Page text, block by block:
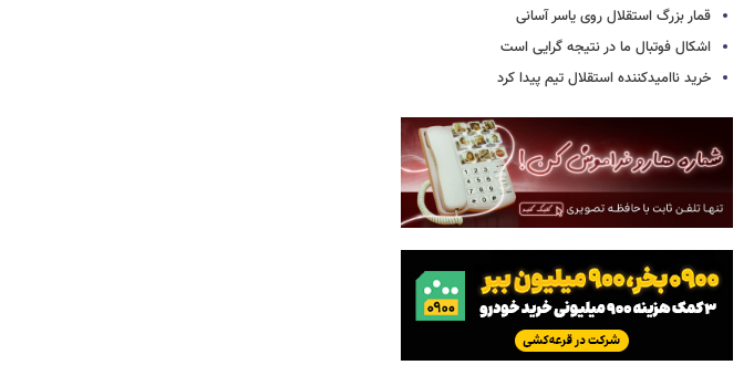
قمار بزرگ استقلال روی یاسر آسانی
اشکال فوتبال ما در نتیجه گرایی است
خرید ناامیدکننده استقلال تیم پیدا کرد